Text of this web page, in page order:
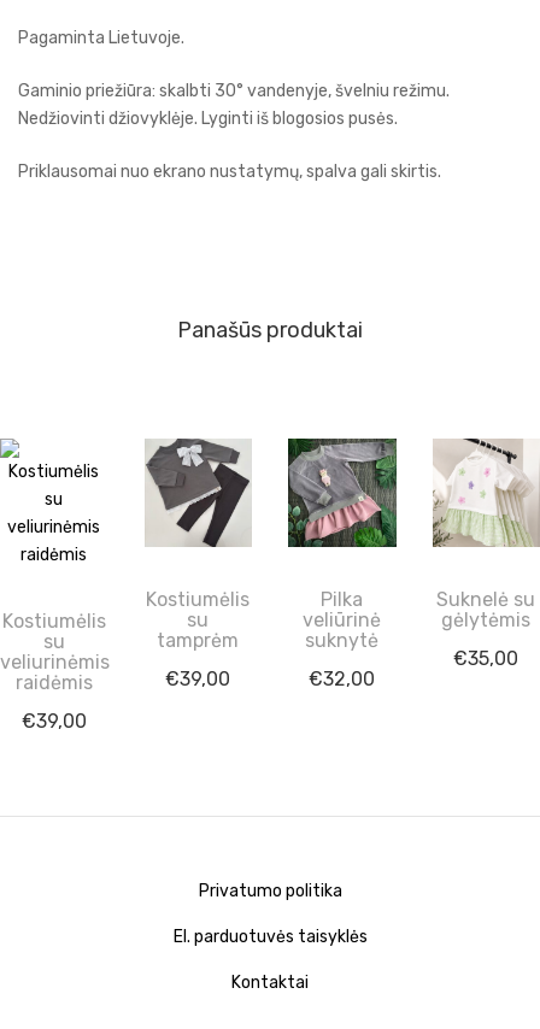
Pagaminta Lietuvoje.
Gaminio priežiūra: skalbti 30° vandenyje, švelniu režimu.
Nedžiovinti džiovyklėje. Lyginti iš blogosios pusės.
Priklausomai nuo ekrano nustatymų, spalva gali skirtis.
Panašūs produktai
Kostiumėlis
su
veliurinėmis
raidėmis
€39,00
Kostiumėlis
su
tamprėm
€39,00
Pilka
veliūrinė
suknytė
€32,00
Suknelė su
gėlytėmis
€35,00
Privatumo politika
El. parduotuvės taisyklės
Kontaktai